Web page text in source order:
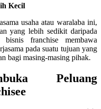
Kecil
usaha atau waralaba ini,
yang lebih sedikit daripada
franchise membawa
pada suatu tujuan yang
bagi masing-masing pihak.
Peluang